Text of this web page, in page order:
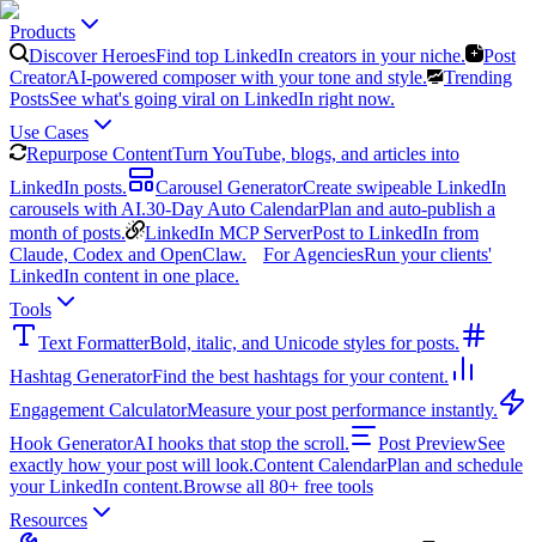
Products
Discover HeroesFind top LinkedIn creators in your niche.
Post
CreatorAI-powered composer with your tone and style.
Trending
PostsSee what's going viral on LinkedIn right now.
Use Cases
Repurpose ContentTurn YouTube, blogs, and articles into
LinkedIn posts.
Carousel GeneratorCreate swipeable LinkedIn
carousels with AI.30-Day Auto CalendarPlan and auto-publish a
month of posts.
LinkedIn MCP ServerPost to LinkedIn from
Claude, Codex and OpenClaw.
For AgenciesRun your clients'
LinkedIn content in one place.
Tools
Text FormatterBold, italic, and Unicode styles for posts.
Hashtag GeneratorFind the best hashtags for your content.
Engagement CalculatorMeasure your post performance instantly.
Hook GeneratorAI hooks that stop the scroll. Post PreviewSee
exactly how your post will look.Content CalendarPlan and schedule
your LinkedIn content.Browse all 80+ free tools
Resources